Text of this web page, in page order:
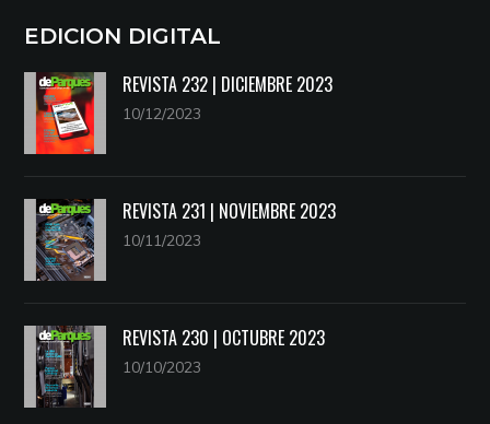
EDICION DIGITAL
REVISTA 232 | DICIEMBRE 2023
10/12/2023
REVISTA 231 | NOVIEMBRE 2023
10/11/2023
REVISTA 230 | OCTUBRE 2023
10/10/2023